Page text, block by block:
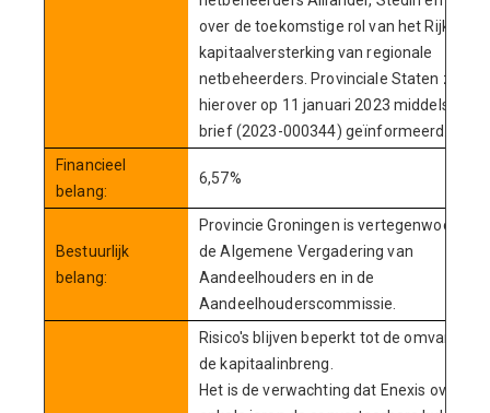
over de toekomstige rol van het Rijk in de
kapitaalversterking van regionale
netbeheerders. Provinciale Staten zijn
hierover op 11 januari 2023 middels een
brief (2023-000344) geïnformeerd.
Financieel
belang:
6,57%
Bestuurlijk
belang:
Provincie Groningen is vertegenwoordigd
de Algemene Vergadering van
Aandeelhouders en in de
Aandeelhouderscommissie.
Risico's blijven beperkt tot de omvang van
de kapitaalinbreng.
Het is de verwachting dat Enexis over